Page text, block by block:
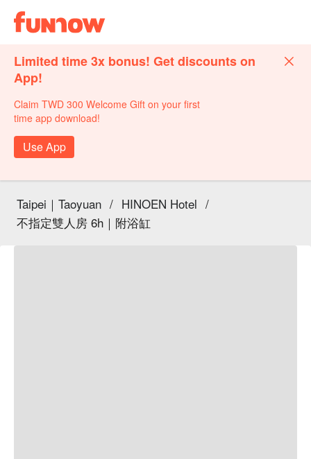
Limited time 3x bonus! Get discounts on
App!
Claim TWD 300 Welcome Gift on your first
time app download!
Use App
Taipei｜Taoyuan / HINOEN Hotel /
不指定雙人房 6h｜附浴缸